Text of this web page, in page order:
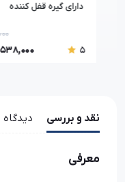
دارای گیره قفل کننده
5
538,000
نقد و بررسی دیدگاه
معرفی